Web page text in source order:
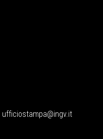
ufficiostampa@ingv.it